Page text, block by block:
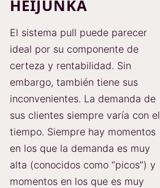
HEIJUNKA
El sistema pull puede parecer
ideal por su componente de
certeza y rentabilidad. Sin
embargo, también tiene sus
inconvenientes. La demanda de
sus clientes siempre varía con el
tiempo. Siempre hay momentos
en los que la demanda es muy
alta (conocidos como “picos”) y
momentos en los que es muy